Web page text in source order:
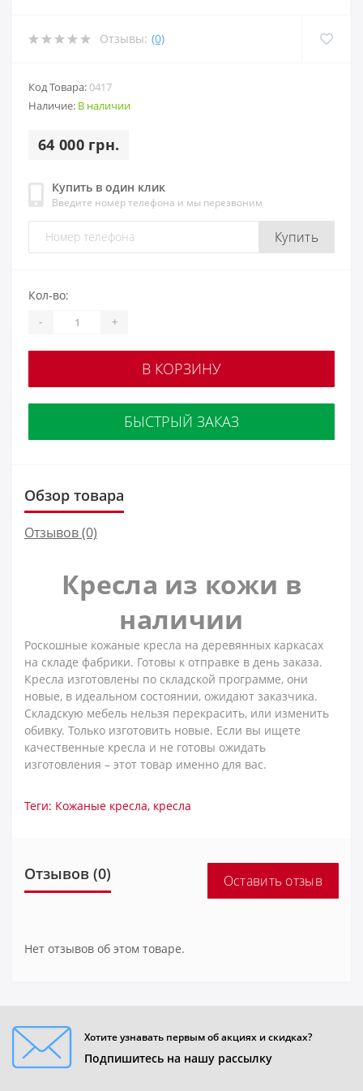
Отзывы: (0)
Код Товара:0417
Наличие: В наличии
64 000 грн.
Купить в один клик
Введите номер телефона и мы перезвоним
Купить
Кол-во:
- +
В КОРЗИНУ
БЫСТРЫЙ ЗАКАЗ
Обзор товара
Отзывов (0)
Кресла из кожи в
наличии
Роскошные кожаные кресла на деревянных каркасах
на складе фабрики. Готовы к отправке в день заказа.
Кресла изготовлены по складской программе, они
новые, в идеальном состоянии, ожидают заказчика.
Складскую мебель нельзя перекрасить, или изменить
обивку. Только изготовить новые. Если вы ищете
качественные кресла и не готовы ожидать
изготовления – этот товар именно для вас.
Теги: Кожаные кресла, кресла
Отзывов (0) Оставить отзыв
Нет отзывов об этом товаре.
Хотите узнавать первым об акциях и скидках?
Подпишитесь на нашу рассылку